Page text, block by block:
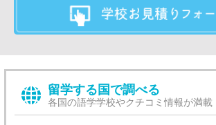
留学する国で調べる
各国の語学学校やクチコミ情報が満載